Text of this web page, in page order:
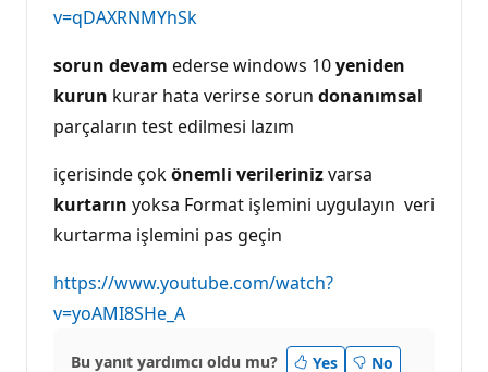
v=qDAXRNMYhSk
sorun devam ederse windows 10yeniden
kurun kurar hata verirse sorun donanımsal
parçaların test edilmesi lazım
içerisinde çokönemli verilerinizvarsa
kurtarın yoksa Format işlemini uygulayın veri
kurtarma işlemini pas geçin
https://www.youtube.com/watch?
v=yoAMI8SHe_A
Bu yanıt yardımcı oldu mu? Yes No